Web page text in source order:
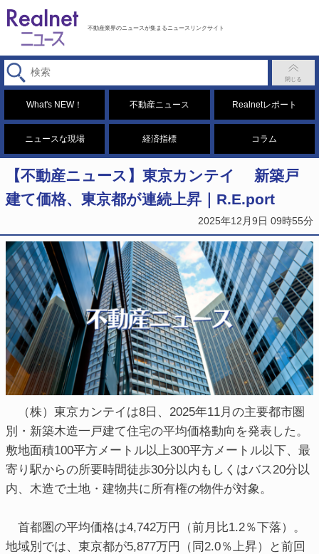
不動産業界のニュースが集まるニュースリンクサイト
What's NEW！ 不動産ニュース Realnetレポート
ニュースな現場 経済指標 コラム
【不動産ニュース】東京カンテイ 新築戸
建て価格、東京都が連続上昇｜R.E.port
2025年12月9日 09時55分
（株）東京カンテイは8日、2025年11月の主要都市圏
別・新築木造一戸建て住宅の平均価格動向を発表した。
敷地面積100平方メートル以上300平方メートル以下、最
寄り駅からの所要時間徒歩30分以内もしくはバス20分以
内、木造で土地・建物共に所有権の物件が対象。
首都圏の平均価格は4,742万円（前月比1.2％下落）。
地域別では、東京都が5,877万円（同2.0％上昇）と前回